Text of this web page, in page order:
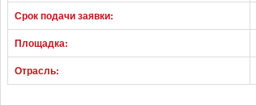
Срок подачи заявки:
Площадка:
Отрасль: